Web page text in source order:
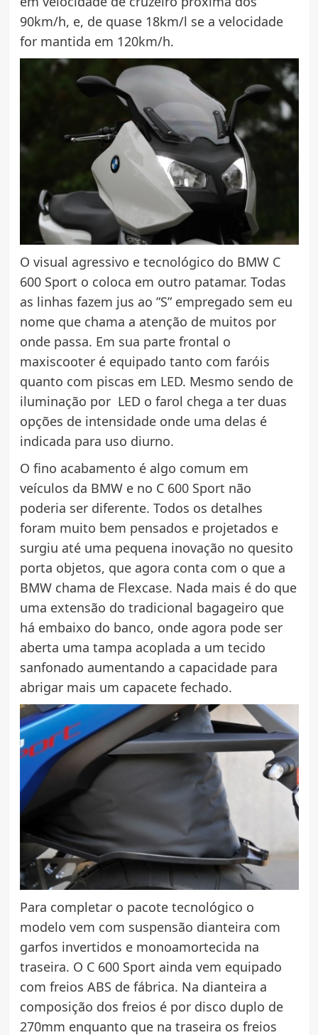
90km/h, e, de quase 18km/l se a velocidade
for mantida em 120km/h.
O visual agressivo e tecnológico do BMW C
600 Sport o coloca em outro patamar. Todas
as linhas fazem jus ao ”S” empregado sem eu
nome que chama a atenção de muitos por
onde passa. Em sua parte frontal o
maxiscooter é equipado tanto com faróis
quanto com piscas em LED. Mesmo sendo de
iluminação por LED o farol chega a ter duas
opções de intensidade onde uma delas é
indicada para uso diurno.
O fino acabamento é algo comum em
veículos da BMW e no C 600 Sport não
poderia ser diferente. Todos os detalhes
foram muito bem pensados e projetados e
surgiu até uma pequena inovação no quesito
porta objetos, que agora conta com o que a
BMW chama de Flexcase. Nada mais é do que
uma extensão do tradicional bagageiro que
há embaixo do banco, onde agora pode ser
aberta uma tampa acoplada a um tecido
sanfonado aumentando a capacidade para
abrigar mais um capacete fechado.
Para completar o pacote tecnológico o
modelo vem com suspensão dianteira com
garfos invertidos e monoamortecida na
traseira. O C 600 Sport ainda vem equipado
com freios ABS de fábrica. Na dianteira a
composição dos freios é por disco duplo de
270mm enquanto que na traseira os freios